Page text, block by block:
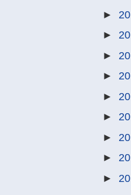
►
►
►
►
►
►
►
►
►